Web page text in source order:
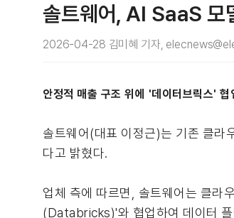
솔트웨어, AI SaaS 모
2026-04-28 김미혜 기자,
안정적 매출 구조 위에 '데이터브릭스'
솔트웨어(대표 이정근)는 기존 클
다고 밝혔다.
업체 측에 따르면, 솔트웨어는 클라
(Databricks)'와 협업하여 데이터 플